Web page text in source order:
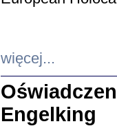
więcej...
Engelking